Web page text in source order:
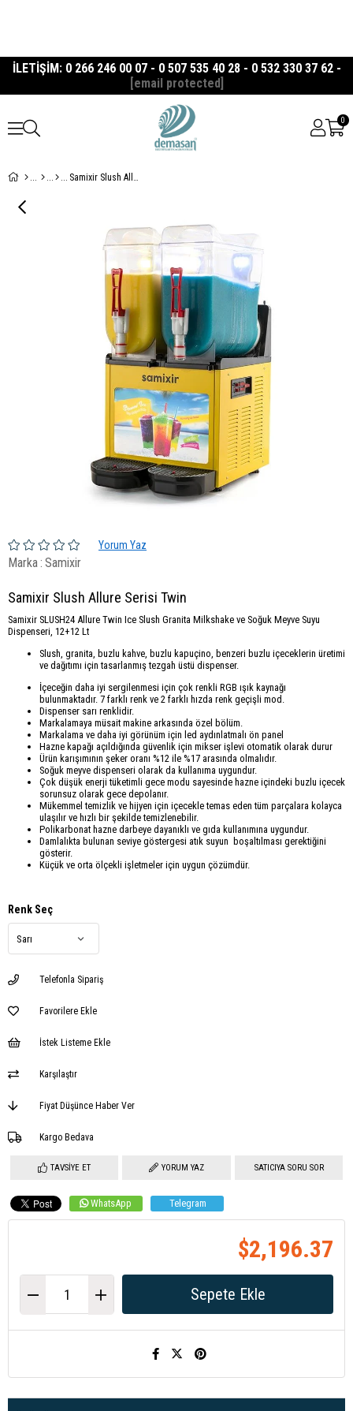
İLETİŞİM: 0 266 246 00 07 - 0 507 535 40 28 - 0 532 330 37 62 -
[email protected]
0
Samixir Slush Allure Serisi Twin
Yorum Yaz
Marka: Samixir
Samixir Slush Allure Serisi Twin
Samixir SLUSH24 Allure Twin Ice Slush Granita Milkshake ve Soğuk Meyve Suyu
Dispenseri, 12+12 Lt
Slush, granita, buzlu kahve, buzlu kapuçino, benzeri buzlu içeceklerin üretimi
ve dağıtımı için tasarlanmış tezgah üstü dispenser.
İçeceğin daha iyi sergilenmesi için çok renkli RGB ışık kaynağı
bulunmaktadır. 7 farklı renk ve 2 farklı hızda renk geçişli mod.
Dispenser sarı renklidir.
Markalamaya müsait makine arkasında özel bölüm.
Markalama ve daha iyi görünüm için led aydınlatmalı ön panel
Hazne kapağı açıldığında güvenlik için mikser işlevi otomatik olarak durur
Ürün karışımının şeker oranı %12 ile %17 arasında olmalıdır.
Soğuk meyve dispenseri olarak da kullanıma uygundur.
Çok düşük enerji tüketimli gece modu sayesinde hazne içindeki buzlu içecek
sorunsuz olarak gece depolanır.
Mükemmel temizlik ve hijyen için içecekle temas eden tüm parçalara kolayca
ulaşılır ve hızlı bir şekilde temizlenebilir.
Polikarbonat hazne darbeye dayanıklı ve gıda kullanımına uygundur.
Damlalıkta bulunan seviye göstergesi atık suyun boşaltılması gerektiğini
gösterir.
Küçük ve orta ölçekli işletmeler için uygun çözümdür.
Renk Seç
Telefonla Sipariş
Favorilere Ekle
İstek Listeme Ekle
Karşılaştır
Fiyat Düşünce Haber Ver
Kargo Bedava
TAVSIYE ET YORUM YAZ SATICIYA SORU SOR
WhatsApp Telegram
$2,196.37